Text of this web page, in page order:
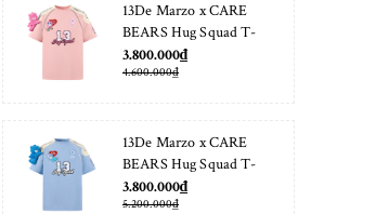
13De Marzo x CARE
BEARS Hug Squad T-
shirt Almond Blossom
3.800.000₫
4.600.000₫
13De Marzo x CARE
BEARS Hug Squad T-
shirt Placid Blue
3.800.000₫
5.200.000₫